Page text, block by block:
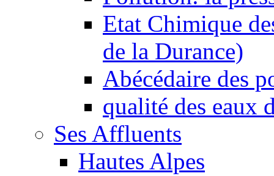
Etat Chimique
de la Durance)
Abécédaire des
qualité des eaux
Ses Affluents
Hautes Alpes